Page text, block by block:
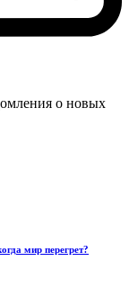
о новых
мир перегрет?